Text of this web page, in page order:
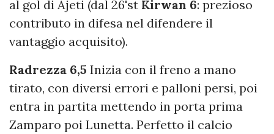
al gol di Ajeti (dal 26'st Kirwan 6: prezioso
contributo in difesa nel difendere il
vantaggio acquisito).
Radrezza 6,5 Inizia con il freno a mano
tirato, con diversi errori e palloni persi, poi
entra in partita mettendo in porta prima
Zamparo poi Lunetta. Perfetto il calcio